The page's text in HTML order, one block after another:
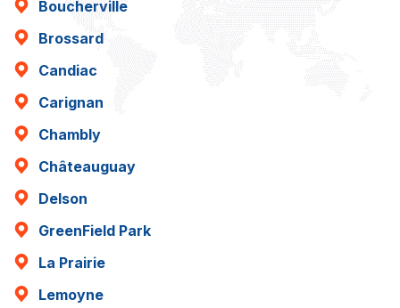
Boucherville
Brossard
Candiac
Carignan
Chambly
Châteauguay
Delson
GreenField Park
La Prairie
Lemoyne